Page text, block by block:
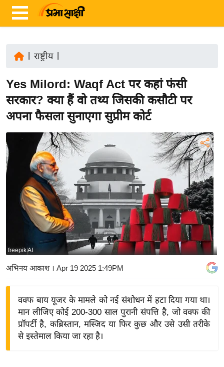
ज़ा
ख
ब
र
बि
ज़
ने
द्यो
राष्ट्रीय|
Yes Milord: Waqf Act पर कहां फंसी
सरकार? क्या हैं वो तथ्य जिसकी कसौटी पर
अपना फैसला सुनाएगा सुप्रीम कोर्ट
freepik AI
अभिनय आकाश। Apr 19 2025 1:49PM
वक्फ बाय यूजर के मामले को नई संशोधन में हटा दिया गया था।
मान लीजिए कोई 200-300 साल पुरानी संपत्ति है, जो वक्फ की
प्रॉपर्टी है, कब्रिस्तान, मस्जिद या फिर कुछ और उसे उसी तरीके
से इस्तेमाल किया जा रहा है।